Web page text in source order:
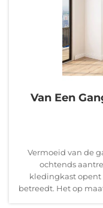
Van Een
Vermoeid van de
ochtends
kledingkast opent
betreedt. Het op